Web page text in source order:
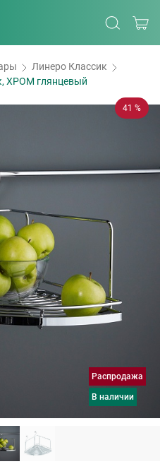
Линеро Классик
ХРОМ глянцевый
41 %
Распродажа
в наличии